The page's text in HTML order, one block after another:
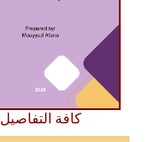
كافة التفاصيل